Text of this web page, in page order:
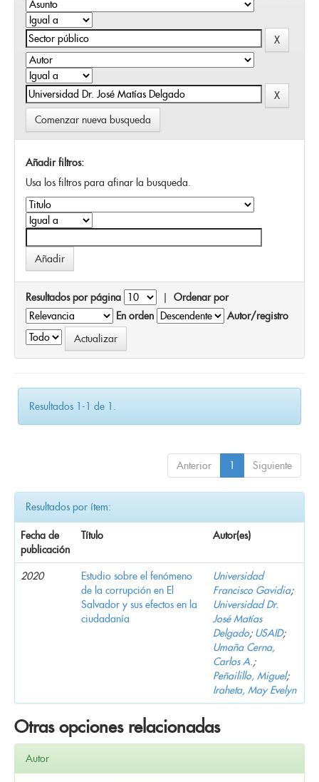
Comenzar nueva busqueda
Añadir filtros:
Usa los filtros para afinar la busqueda.
Resultados por página | Ordenar por
En orden
Autor/registro
Resultados 1-1 de 1.
Anterior 1 Siguiente
Resultados por ítem:
Fecha de
publicación
Título Autor(es)
2020
Estudio sobre el fenómeno
de la corrupción en El
Salvador y sus efectos en la
ciudadanía
Universidad
Francisco Gavidia;
Universidad Dr.
José Matías
Delgado; USAID;
Umaña Cerna,
Carlos A.;
Peñailillo, Miguel;
Iraheta, May Evelyn
Otras opciones relacionadas
Autor